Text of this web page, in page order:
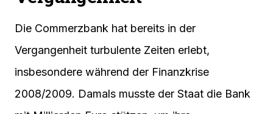
Die Commerzbank hat bereits in der
Vergangenheit turbulente Zeiten erlebt,
insbesondere während der Finanzkrise
2008/2009. Damals musste der Staat die Bank